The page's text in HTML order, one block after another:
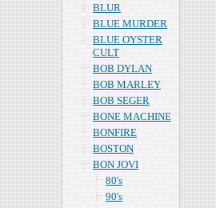
BLUR
BLUE MURDER
BLUE OYSTER
CULT
BOB DYLAN
BOB MARLEY
BOB SEGER
BONE MACHINE
BONFIRE
BOSTON
BON JOVI
80's
90's